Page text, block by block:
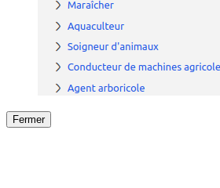
Fermer